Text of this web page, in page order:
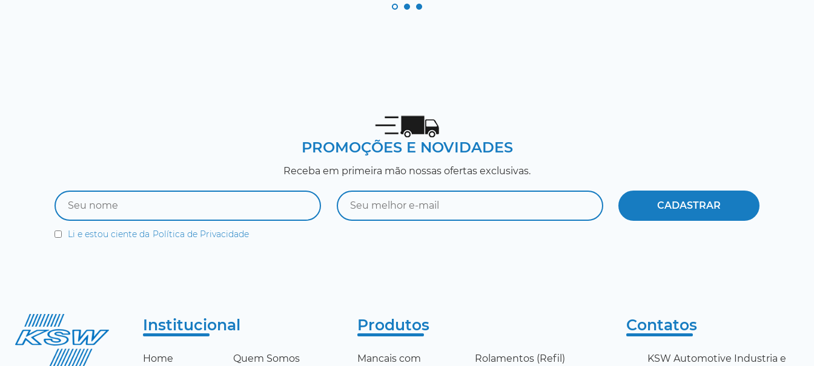
PROMOÇÕES E NOVIDADES
Receba em primeira mão nossas ofertas exclusivas.
Li e estou ciente da Política de Privacidade
Institucional
Home Quem Somos
Produtos
Mancais com Rolamentos (Refil)
Contatos
KSW Automotive Industria e